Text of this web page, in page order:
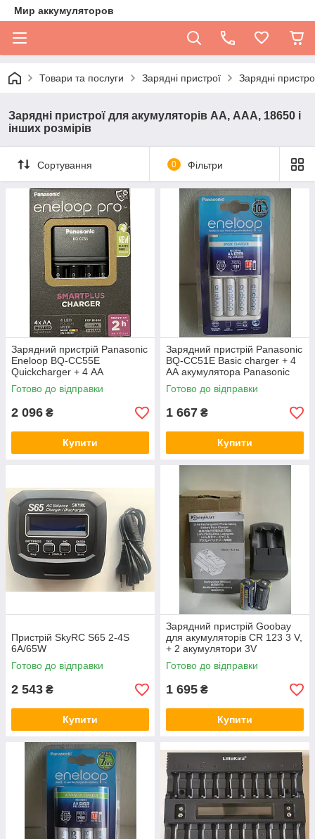
Мир аккумуляторов
Товари та послуги Зарядні пристрої Зарядні
Зарядні пристрої для акумуляторів АА, ААА, 18650 і
інших розмірів
Сортування 0 Фільтри
Зарядний пристрій Panasonic
Eneloop BQ-CC55E
Quickcharger + 4 АА
акумулятори
Готово до відправки
2 096 ₴
Купити
Зарядний пристрій Panasonic
BQ-CC51E Basic charger + 4
АА акумулятора Panasonic
Eneloop
Готово до відправки
1 667 ₴
Купити
Пристрій SkyRC S65 2-4S
6A/65W
Готово до відправки
2 543 ₴
Купити
Зарядний пристрій Goobay
для акумуляторів CR 123 3 V,
+ 2 акумулятори 3V
Готово до відправки
1 695 ₴
Купити